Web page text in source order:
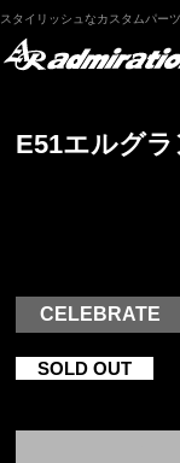
スタイリッシュなカスタムパー
E51エルグ
CELEBRATE
SOLD OUT